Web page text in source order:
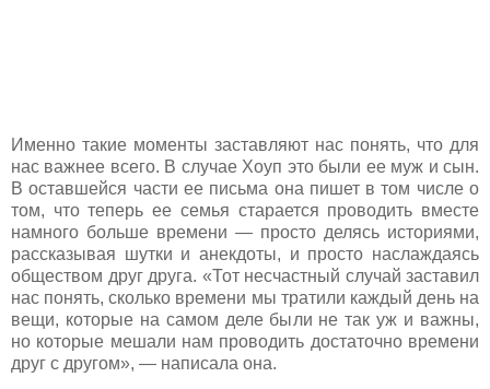
Именно такие моменты заставляют нас понять, что для
нас важнее всего. В случае Хоуп это были ее муж и сын.
В оставшейся части ее письма она пишет в том числе о
том, что теперь ее семья старается проводить вместе
намного больше времени — просто делясь историями,
рассказывая шутки и анекдоты, и просто наслаждаясь
обществом друг друга. «Тот несчастный случай заставил
нас понять, сколько времени мы тратили каждый день на
вещи, которые на самом деле были не так уж и важны,
но которые мешали нам проводить достаточно времени
друг с другом», — написала она.